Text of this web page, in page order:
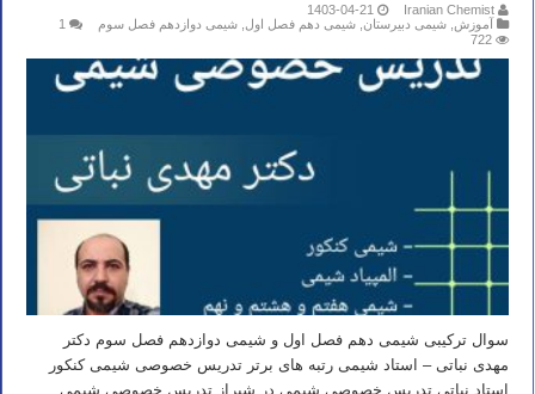
Iranian Chemist
1403-04-21
آموزش شیمی دبیرستان شیمی دهم فصل اول شیمی دوازدهم فصل سوم
1
722
سوال ترکیبی شیمی دهم فصل اول و شیمی دوازدهم فصل سوم دکتر
مهدی نباتی – استاد شیمی رتبه های برتر تدریس خصوصی شیمی کنکور
استاد نباتی تدریس خصوصی شیمی در شیراز تدریس خصوصی شیمی